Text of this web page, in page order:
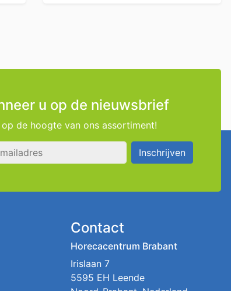
u op de nieuwsbrief
de hoogte van ons assortiment!
Inschrijven
Contact
Horecacentrum Brabant
Irislaan 7
5595 EH Leende